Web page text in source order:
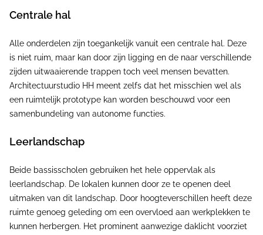
Centrale hal
Alle onderdelen zijn toegankelijk vanuit een centrale hal. Deze
is niet ruim, maar kan door zijn ligging en de naar verschillende
zijden uitwaaierende trappen toch veel mensen bevatten.
Architectuurstudio HH meent zelfs dat het misschien wel als
een ruimtelijk prototype kan worden beschouwd voor een
samenbundeling van autonome functies.
Leerlandschap
Beide bassisscholen gebruiken het hele oppervlak als
leerlandschap. De lokalen kunnen door ze te openen deel
uitmaken van dit landschap. Door hoogteverschillen heeft deze
ruimte genoeg geleding om een overvloed aan werkplekken te
kunnen herbergen. Het prominent aanwezige daklicht voorziet